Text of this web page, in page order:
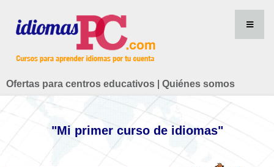
Ofertas para centros educativos Quiénes somos
"Mi primer curso de idiomas"